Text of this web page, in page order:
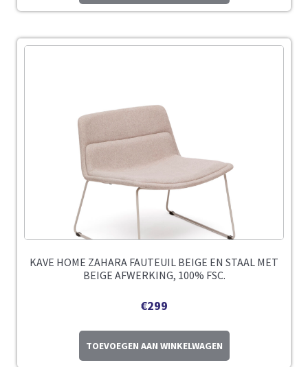
KAVE HOME ZAHARA FAUTEUIL BEIGE EN STAAL MET
BEIGE AFWERKING, 100% FSC.
€299
TOEVOEGEN AAN WINKELWAGEN